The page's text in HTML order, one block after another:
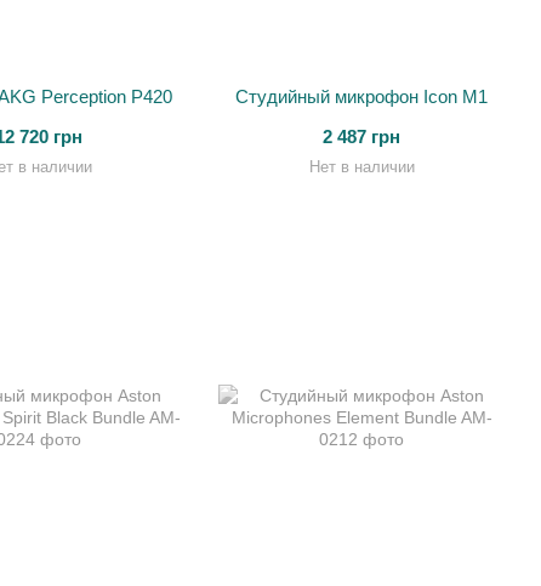
Perception P420
720 грн
в наличии
Студийный микрофон Icon M1
2 487 грн
Нет в наличии